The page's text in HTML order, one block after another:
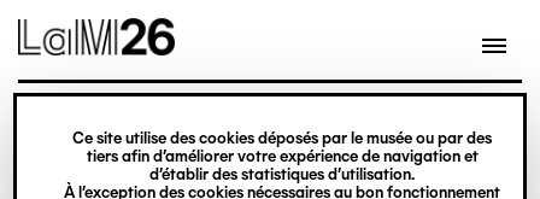
Gestion des cookies
Ce site utilise des cookies déposés par le musée ou par des
tiers afin d’améliorer votre expérience de navigation et
d’établir des statistiques d’utilisation.
À l’exception des cookies nécessaires au bon fonctionnement